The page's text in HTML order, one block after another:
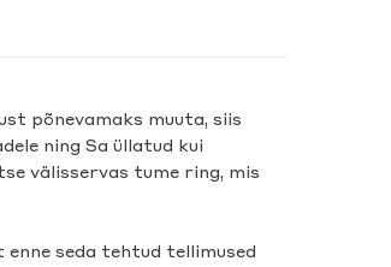
põnevamaks muuta, siis
ning Sa üllatud kui
välisservas tume ring, mis
seda tehtud tellimused